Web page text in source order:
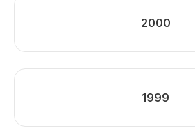
2000
1999